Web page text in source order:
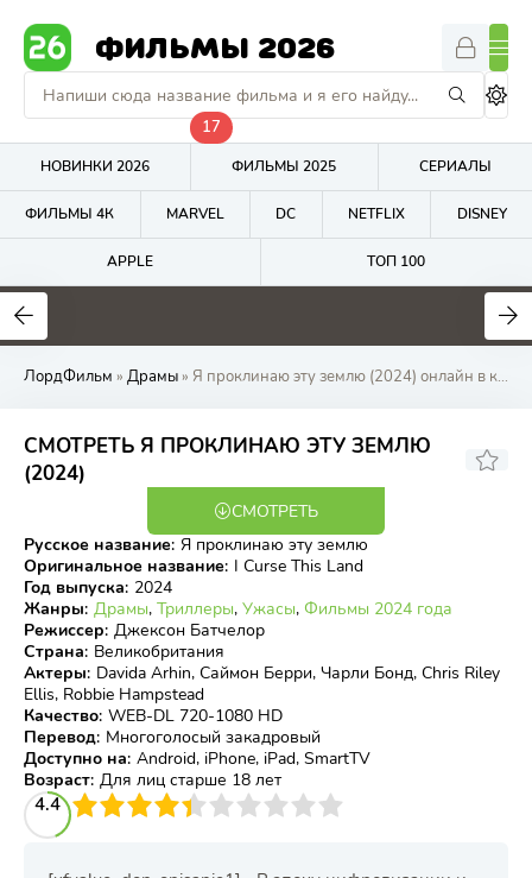
ФИЛЬМЫ 2026
НОВИНКИ 2026
17
ФИЛЬМЫ 2025 СЕРИАЛЫ
ФИЛЬМЫ 4К MARVEL DC NETFLIX DISNEY
APPLE ТОП 100
7
ЛордФильм » Драмы» Я проклинаю эту землю (2024) онлайн в качестве на ЛордФильм
СМОТРЕТЬ Я ПРОКЛИНАЮ ЭТУ ЗЕМЛЮ
(2024)
СМОТРЕТЬ
Русское название: Я проклинаю эту землю
Оригинальное название: I Curse This Land
Год выпуска: 2024
Жанры: Драмы, Триллеры, Ужасы, Фильмы 2024 года
Режиссер: Джексон Батчелор
Страна: Великобритания
Актеры: Davida Arhin, Саймон Берри, Чарли Бонд, Chris Riley
Ellis, Robbie Hampstead
Качество: WEB-DL 720-1080 HD
Перевод: Многоголосый закадровый
Доступно на: Android, iPhone, iPad, SmartTV
Возраст: Для лиц старше 18 лет
4.4
4 5 6 7 8 9 10